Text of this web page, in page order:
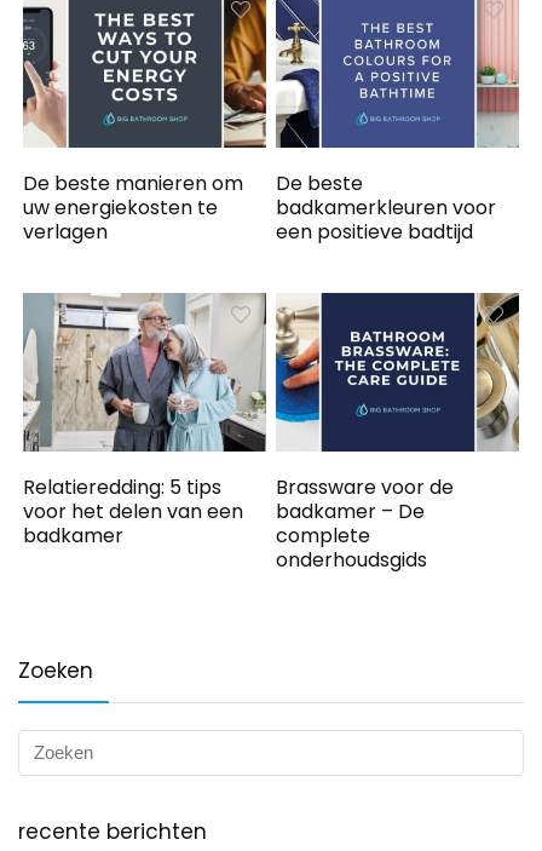
De beste manieren om
uw energiekosten te
verlagen
De beste
badkamerkleuren voor
een positieve badtijd
Relatieredding: 5 tips
voor het delen van een
badkamer
Brassware voor de
badkamer – De
complete
onderhoudsgids
Zoeken
recente berichten